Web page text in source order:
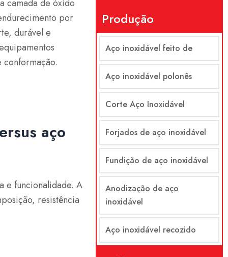
camada de óxido
por
durável e
conformação.
aço
e funcionalidade. A
resistência
Produção
Aço inoxidável feito de
Aço inoxidável polonês
Corte Aço Inoxidável
Forjados de aço inoxidável
Fundição de aço inoxidável
Anodização de aço
inoxidável
Aço inoxidável recozido